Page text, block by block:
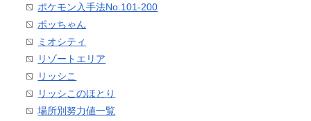
ポケモン入手法No.101-200
ポッちゃん
ミオシティ
リゾートエリア
リッシこ
リッシこのほとり
場所別努力値一覧